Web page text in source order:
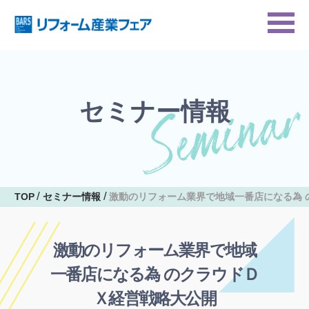
セミナー情報
TOP セミナー情報 激動のリフォーム業界で地域一番店になる為
激動のリフォーム業界で地域
一番店になる為 のクラウドＤ
Ｘ経営戦略大公開